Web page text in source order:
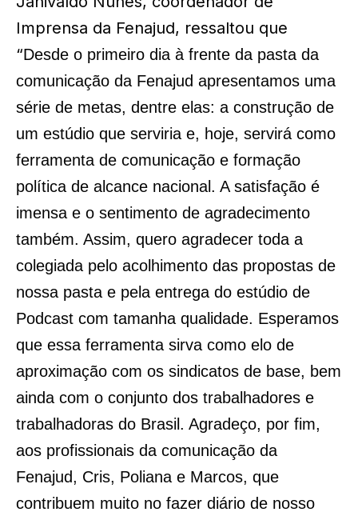
Imprensa da Fenajud, ressaltou que
“Desde o primeiro dia à frente da pasta da
comunicação da Fenajud apresentamos uma
série de metas, dentre elas: a construção de
um estúdio que serviria e, hoje, servirá como
ferramenta de comunicação e formação
política de alcance nacional. A satisfação é
imensa e o sentimento de agradecimento
também. Assim, quero agradecer toda a
colegiada pelo acolhimento das propostas de
nossa pasta e pela entrega do estúdio de
Podcast com tamanha qualidade. Esperamos
que essa ferramenta sirva como elo de
aproximação com os sindicatos de base, bem
ainda com o conjunto dos trabalhadores e
trabalhadoras do Brasil. Agradeço, por fim,
aos profissionais da comunicação da
Fenajud, Cris, Poliana e Marcos, que
contribuem muito no fazer diário de nosso